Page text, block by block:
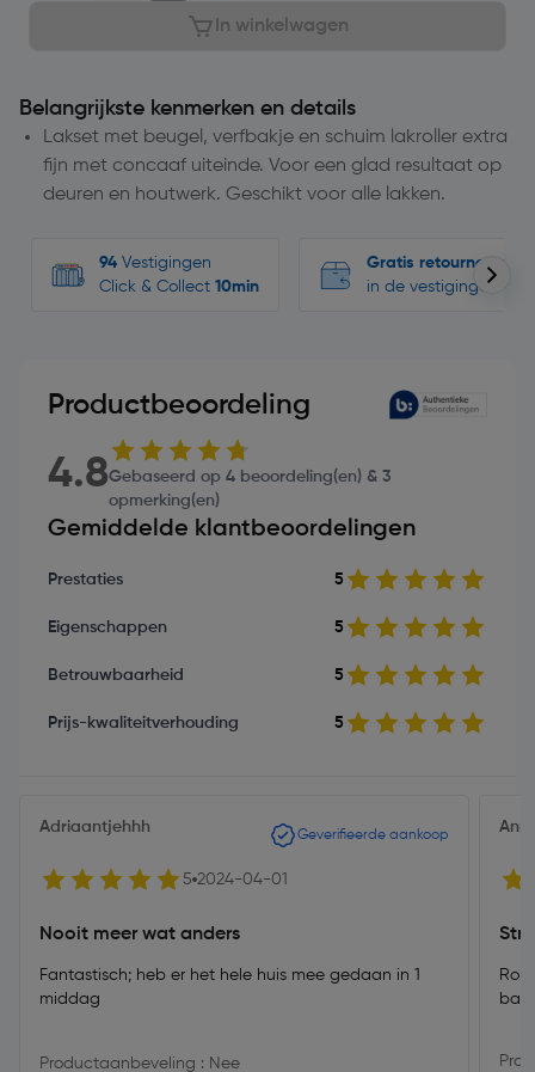
In winkelwagen
Belangrijkste kenmerken en details
Lakset met beugel, verfbakje en schuim lakroller extra
fijn met concaaf uiteinde. Voor een glad resultaat op
deuren en houtwerk. Geschikt voor alle lakken.
94 Vestigingen
Click & Collect 10min
Gratis retourneren
in de vestigingen
Productbeoordeling
4.8Gebaseerd op 4 beoordeling(en) & 3
opmerking(en)
Gemiddelde klantbeoordelingen
Prestaties 5
Eigenschappen 5
Betrouwbaarheid 5
Prijs-kwaliteitverhouding 5
Adriaantjehhh Geverifieerde aankoop
5 2024-04-01
Nooit meer wat anders
Fantastisch; heb er het hele huis mee gedaan in 1
middag
Productaanbeveling : Nee
Rolt